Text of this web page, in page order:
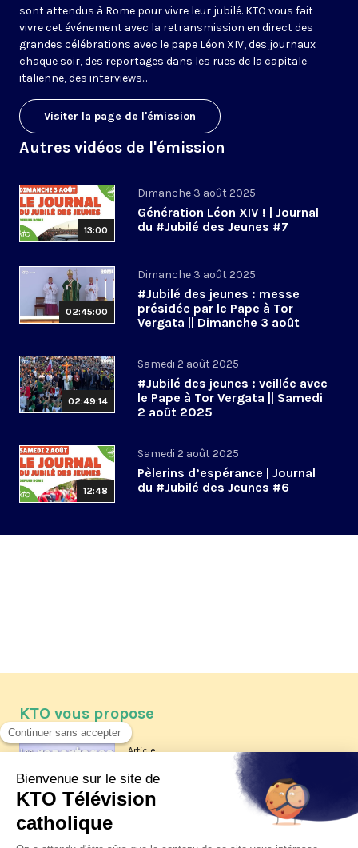
sont attendus à Rome pour vivre leur jubilé. KTO vous fait
vivre cet événement avec la retransmission en direct des
grandes célébrations avec le pape Léon XIV, des journaux
chaque soir, des reportages dans les rues de la capitale
italienne, des interviews...
Visiter la page de l'émission
Autres vidéos de l'émission
13:00
Dimanche 3 août 2025
Génération Léon XIV ! | Journal
du #Jubilé des Jeunes #7
02:45:00
Dimanche 3 août 2025
#Jubilé des jeunes : messe
présidée par le Pape à Tor
Vergata || Dimanche 3 août
02:49:14
Samedi 2 août 2025
#Jubilé des jeunes : veillée avec
le Pape à Tor Vergata || Samedi
2 août 2025
12:48
Samedi 2 août 2025
Pèlerins d’espérance | Journal
du #Jubilé des Jeunes #6
KTO vous propose
Article
Les reportages d'été 2026 de KTO
La visite pastorale du pape Léon